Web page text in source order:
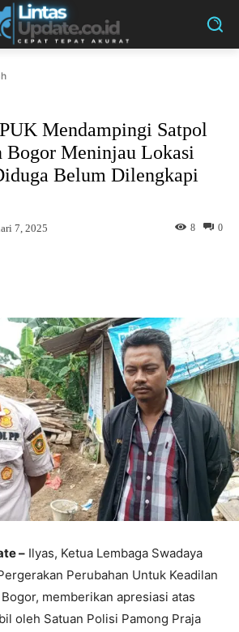
Mendampingi Satpol
Bogor Meninjau Lokasi
Belum Dilengkapi
7, 2025 0
8
– Ilyas, Ketua Lembaga Swadaya
Perubahan Untuk Keadilan
memberikan apresiasi atas
oleh Satuan Polisi Pamong Praja